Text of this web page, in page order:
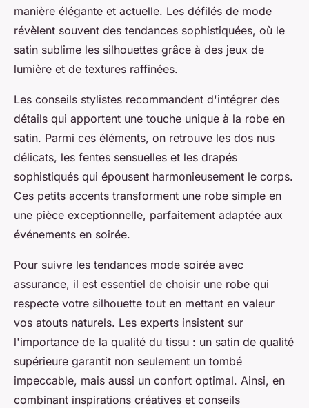
manière élégante et actuelle. Les défilés de mode
révèlent souvent des tendances sophistiquées, où le
satin sublime les silhouettes grâce à des jeux de
lumière et de textures raffinées.
Les conseils stylistes recommandent d'intégrer des
détails qui apportent une touche unique à la robe en
satin. Parmi ces éléments, on retrouve les dos nus
délicats, les fentes sensuelles et les drapés
sophistiqués qui épousent harmonieusement le corps.
Ces petits accents transforment une robe simple en
une pièce exceptionnelle, parfaitement adaptée aux
événements en soirée.
Pour suivre les tendances mode soirée avec
assurance, il est essentiel de choisir une robe qui
respecte votre silhouette tout en mettant en valeur
vos atouts naturels. Les experts insistent sur
l'importance de la qualité du tissu : un satin de qualité
supérieure garantit non seulement un tombé
impeccable, mais aussi un confort optimal. Ainsi, en
combinant inspirations créatives et conseils